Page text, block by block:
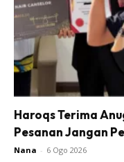
Haroqs Terima
Pesanan Jangan
Nana - 6 Ogo 2026